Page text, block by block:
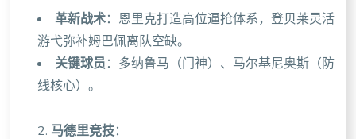
革新战术：恩里克打造高位逼抢体系，登贝莱灵活
游弋弥补姆巴佩离队空缺。
关键球员：多纳鲁马（门神）、马尔基尼奥斯（防
线核心）。
2. 马德里竞技：